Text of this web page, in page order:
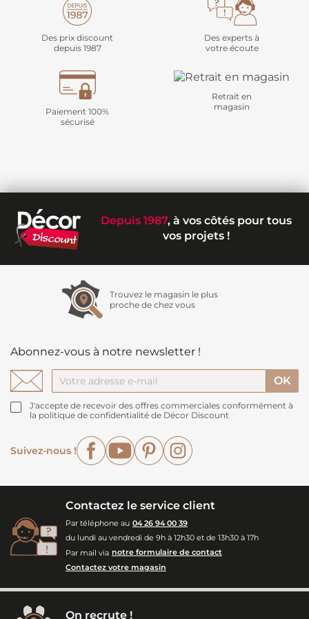
Des prix discount
depuis 1987
Des experts à
votre écoute
Paiement 100%
sécurisé
Retrait en
magasin
Depuis 1987, à vos côtés pour tous
vos projets !
Trouvez le magasin le plus
proche de chez vous
Abonnez-vous à notre newsletter !
J'accepte de recevoir des offres commerciales conformément à
la politique de confidentialité de Décor Discount
Suivez-nous !
FacebookYouTubePinterest
Contactez le service client
Par téléphone au 04 26 94 00 39
du lundi au vendredi de 9h à 12h30 et de 13h30 à 17h
Par mail via notre formulaire de contact
Contactez votre magasin
On recrute !